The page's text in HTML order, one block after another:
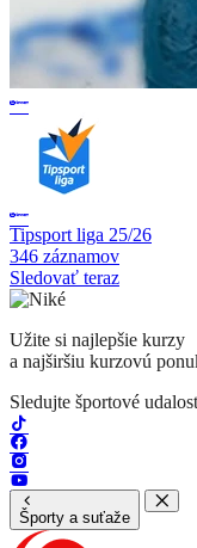
Tipsport liga 25/26
346 záznamov
Sledovať teraz
Užite si najlepšie kurzy
a najširšiu kurzovú
Sledujte športové
Športy a suťaže